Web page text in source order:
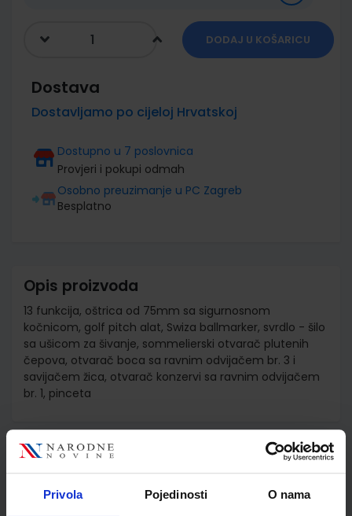
Privola Pojedinosti O nama
DODAJ U KOŠARICU
Dostava
Dostavljamo po cijeloj Hrvatskoj
Dostupno u 7 poslovnica
Provjeri i pokupi odmah
Osobno preuzimanje u PC Zagreb
Besplatno
Opis proizvoda
13 funkcija, oštrica od 75mm sa sigurnosnom
kočnicom, golf pitch alat, Swiza ballmarker, svrdlo - šilo
sa ušicom za šivanje, sommelierski otvarač plutenih
čepova, otvarač boca sa ravnim odvijačem br. 3 i
savijačem žica, otvarač konzervi sa ravnim odvijačem
br. 1, pinceta
Detalji proizvoda
Šifra proizvoda
598039